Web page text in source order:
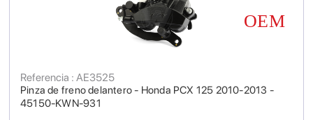
Pinza de freno delantero - Honda PCX 125 2010-2013 -
45150-KWN-931
Referencia : AE3525